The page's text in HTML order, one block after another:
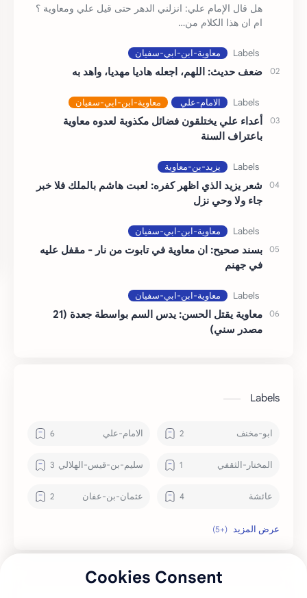
هل قال الإمام علي: انزلني الدهر حتى قيل علي ومعاوية ؟
ام ان هذا الكلام من…
ضعف حديث: اللهم، اجعله هاديا مهديا، واهد به
أعداء علي يختلقون فضائل مكذوبة لعدوه معاوية
باعتراف السنة
شعر يزيد الذي اظهر كفره: لعبت هاشم بالملك فلا خبر
جاء ولا وحي نزل
بسند صحيح: ان معاوية في تابوت من نار - مقفل عليه
في جهنم
معاوية يقتل الحسن: يدس السم بواسطة جعدة (21
مصدر سني)
Labels
ابو-مخنف الامام-علي
المختار-الثقفي سليم-بن-قيس-الهلالي
عائشة عثمان-بن-عفان
علماء
Cookies Consent